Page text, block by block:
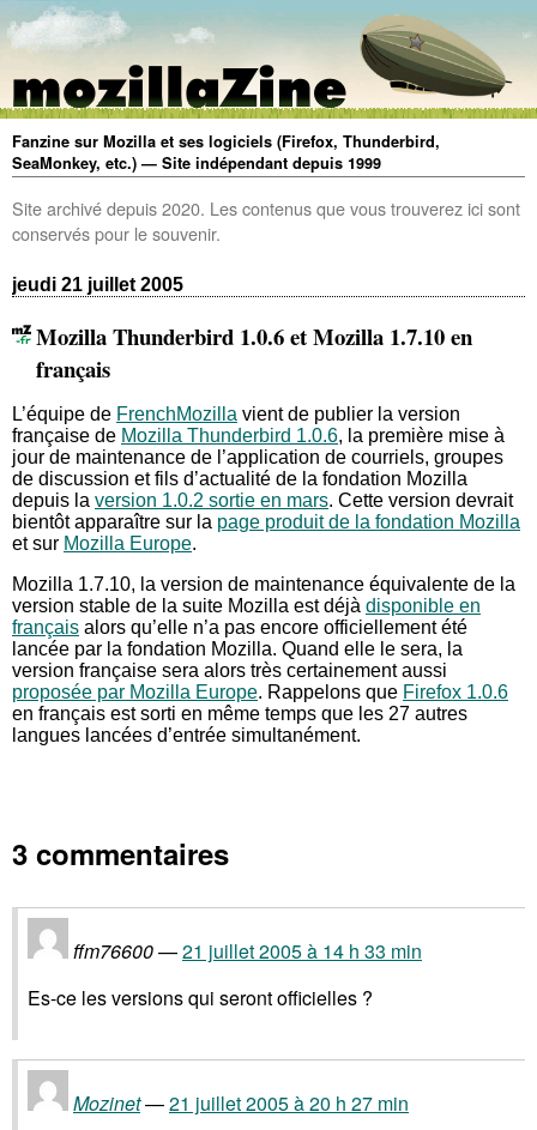
Fanzine sur Mozilla et ses logiciels (Firefox, Thunderbird,
SeaMonkey, etc.) — Site indépendant depuis 1999
Site archivé depuis 2020. Les contenus que vous trouverez ici sont
conservés pour le souvenir.
jeudi 21 juillet 2005
Mozilla Thunderbird 1.0.6 et Mozilla 1.7.10 en
français
L’équipe de FrenchMozilla vient de publier la version
française de Mozilla Thunderbird 1.0.6, la première mise à
jour de maintenance de l’application de courriels, groupes
de discussion et fils d’actualité de la fondation Mozilla
depuis la version 1.0.2 sortie en mars. Cette version devrait
bientôt apparaître sur la page produit de la fondation Mozilla
et sur Mozilla Europe.
Mozilla 1.7.10, la version de maintenance équivalente de la
version stable de la suite Mozilla est déjà disponible en
français alors qu’elle n’a pas encore officiellement été
lancée par la fondation Mozilla. Quand elle le sera, la
version française sera alors très certainement aussi
proposée par Mozilla Europe. Rappelons que Firefox 1.0.6
en français est sorti en même temps que les 27 autres
langues lancées d’entrée simultanément.
3 commentaires
ffm76600
21 juillet 2005 à 14 h 33 min
Es-ce les versions qui seront officielles ?
Mozinet
21 juillet 2005 à 20 h 27 min